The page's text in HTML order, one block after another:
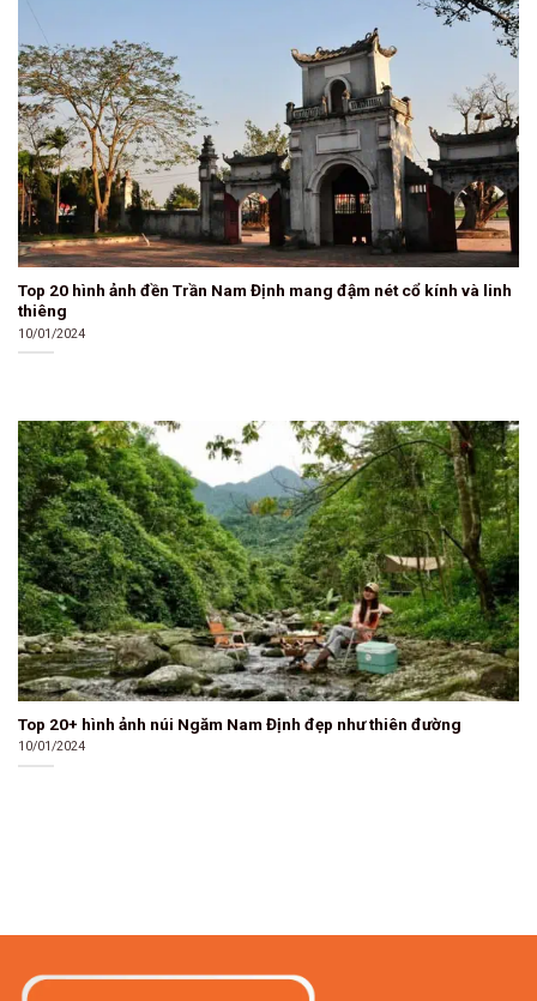
Top 20 hình ảnh đền Trần Nam Định mang đậm nét cổ kính và linh
thiêng
10/01/2024
Top 20+ hình ảnh núi Ngăm Nam Định đẹp như thiên đường
10/01/2024